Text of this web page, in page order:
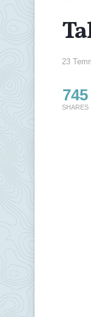
23
745
SHARES